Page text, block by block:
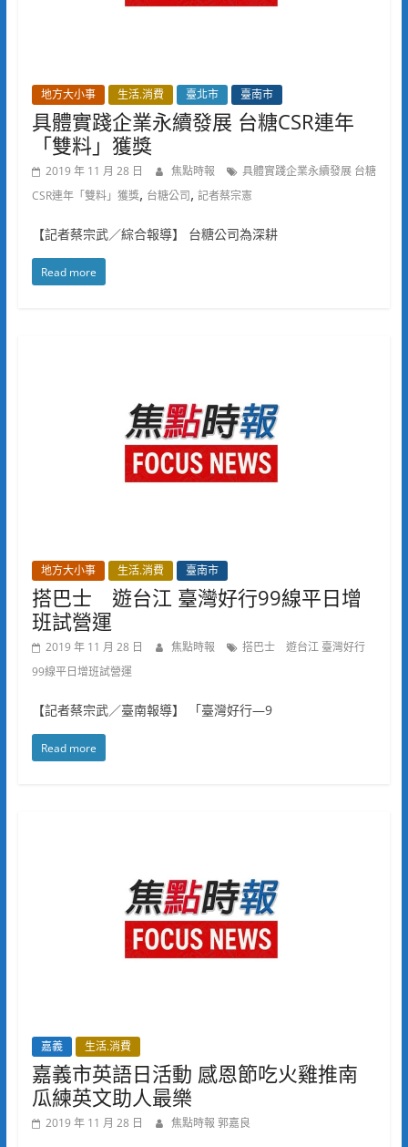
地方大小事 生活.消費 臺北市 臺南市
具體實踐企業永續發展 台糖CSR連年
「雙料」獲獎
2019 年 11 月 28 日 焦點時報
具體實踐企業永續發展 台糖
CSR連年「雙料」獲獎, 台糖公司, 記者蔡宗憲
【記者蔡宗武／綜合報導】 台糖公司為深耕
Read more
地方大小事 生活.消費 臺南市
搭巴士 遊台江 臺灣好行99線平日增
班試營運
2019 年 11 月 28 日 焦點時報
搭巴士 遊台江 臺灣好行
99線平日增班試營運
【記者蔡宗武／臺南報導】 「臺灣好行—9
Read more
嘉義 生活.消費
嘉義市英語日活動 感恩節吃火雞推南
瓜練英文助人最樂
2019 年 11 月 28 日 焦點時報 郭嘉良